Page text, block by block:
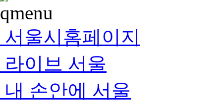
서울시홈페이지
라이브 서울
내 손안에 서울